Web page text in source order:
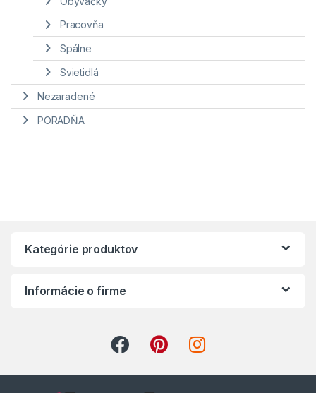
Pracovňa
Spálne
Svietidlá
Nezaradené
PORADŇA
Kategórie produktov
Informácie o firme